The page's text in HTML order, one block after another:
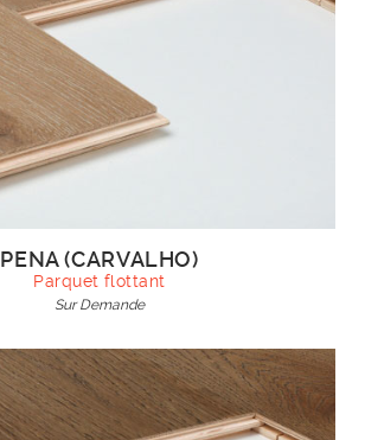
PENA (CARVALHO)
Parquet flottant
Sur Demande